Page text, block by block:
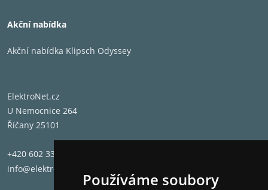
Používáme soubory
Akční nabídka
Akční nabídka Klipsch Odyssey
ElektroNet.cz
U Nemocnice 264
Říčany 25101
+420 602 331 662
info@elektronet.cz